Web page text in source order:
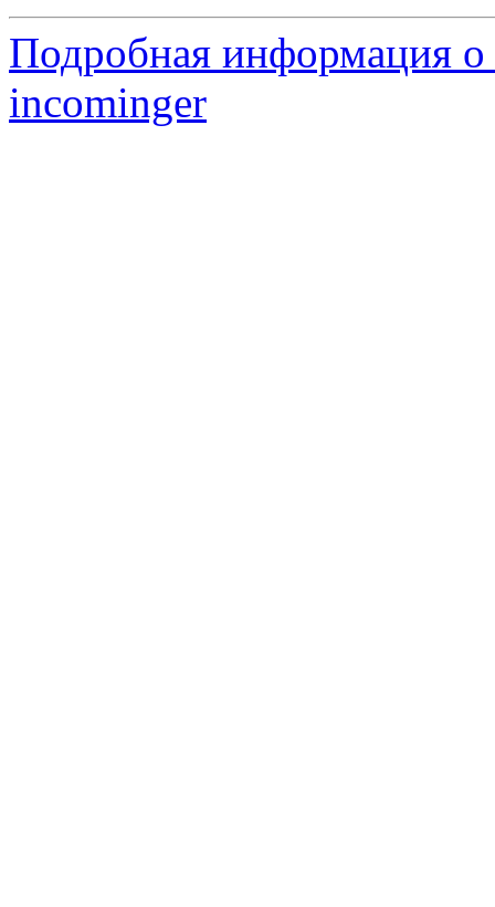
Подробная информация о
incominger